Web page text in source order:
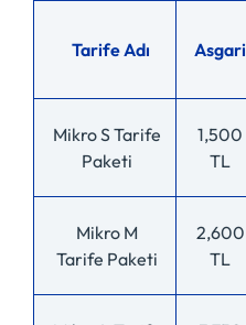
Tarife Adı Asgari
Mikro S Tarife
Paketi
1,500
TL
Mikro M
Tarife Paketi
2,600
TL